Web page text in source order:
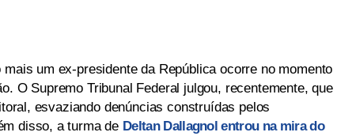
um ex-presidente da República ocorre no momento
O Supremo Tribunal Federal julgou, recentemente, que
esvaziando denúncias construídas pelos
disso, a turma de Deltan Dallagnol entrou na mira do